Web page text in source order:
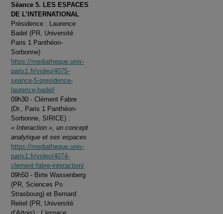
Séance 5. LES ESPACES
DE L’INTERNATIONAL
Présidence : Laurence
Badel (PR, Université
Paris 1 Panthéon-
Sorbonne)
https://mediatheque.univ-
paris1.fr/video/4075-
seance-5-presidence-
laurence-badel/
09h30 - Clément Fabre
(Dr., Paris 1 Panthéon-
Sorbonne, SIRICE) :
« Interaction », un concept
analytique et ses espaces
https://mediatheque.univ-
paris1.fr/video/4074-
clement-fabre-interaction/
09h50 - Birte Wassenberg
(PR, Sciences Po
Strasbourg) et Bernard
Reitel (PR, Université